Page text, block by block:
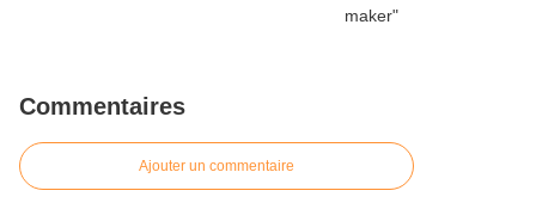
Commentaires
Ajouter un commentaire